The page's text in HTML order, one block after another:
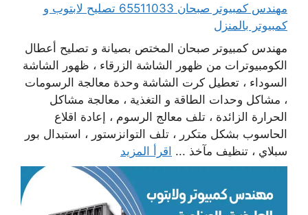
مهندس كمبيوتر صبحان 65511033 تصليح لابتوب و
كمبيوتر بالمنزل
مهندس كمبيوتر صبحان المختص بصيانة و تصليح أعطال
الكومبيوترات من ظهور الشاشة الزرقاء ، ظهور الشاشة
السوداء ، تعطيل كرت الشاشة وحدة معالجة الرسومات
، مشاكل وحدات الطاقة و التغذية ، معالجة مشاكل
الحرارة الزائدة ، تلف معالج الرسوم ، إعادة اقلاع
الحاسوب بشكل متكرر ، تلف التوانزستور ، استبدال بور
سبلاي ، تنظيف مآخذ ... اقرأ المزيد